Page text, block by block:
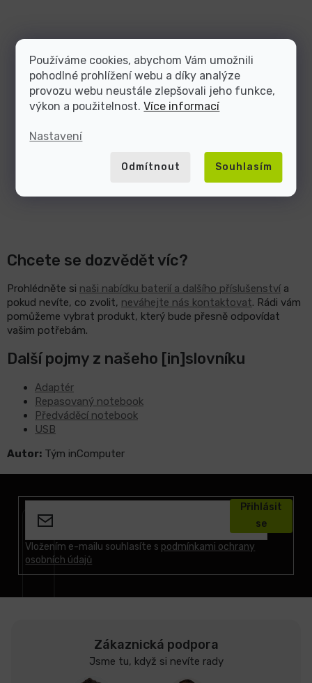
Používáme cookies, abychom Vám umožnili
pohodlné prohlížení webu a díky analýze
provozu webu neustále zlepšovali jeho funkce,
výkon a použitelnost.Více informací
Nastavení
Odmítnout Souhlasím
Chcete se dozvědět víc?
Prohlédněte si naši nabídku baterií a dalšího příslušenstvía
pokud nevíte, co zvolit, neváhejte nás kontaktovat. Rádi vám
pomůžeme vybrat produkt, který bude přesně odpovídat
vašim potřebám.
Další pojmy z našeho [in]slovníku
Adaptér
Repasovaný notebook
Předváděcí notebook
USB
Autor: Tým inComputer
Vložením e-mailu souhlasíte s podmínkami ochrany
osobních údajů
Přihlásit
se
Zákaznická podpora
Jsme tu, když si nevíte rady